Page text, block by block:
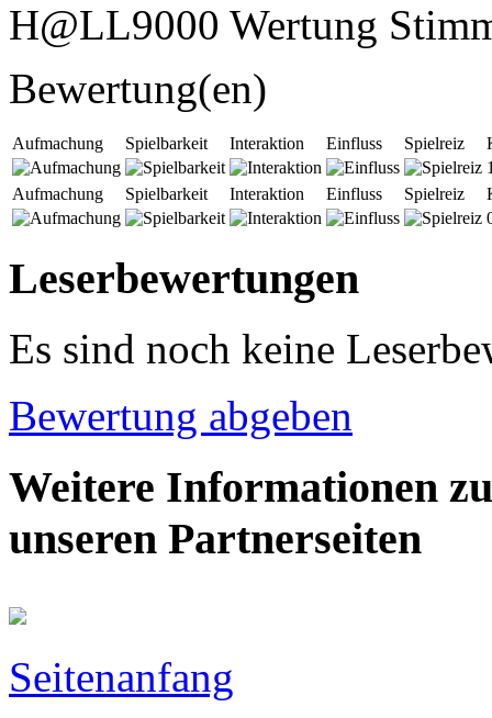
H@LL9000 Wertung
Bewertung(en)
Aufmachung Spielbarkeit Interaktion Einfluss Spielreiz
Aufmachung
Spielbarkeit Interaktion Einfluss Spielreiz
Leserbewertungen
Es sind noch keine
Bewertung abgeben
Weitere Informationen
unseren Partnerseiten
Seitenanfang